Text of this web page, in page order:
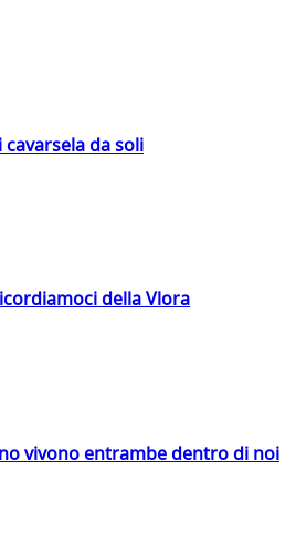
da soli
della Vlora
vivono entrambe dentro di noi